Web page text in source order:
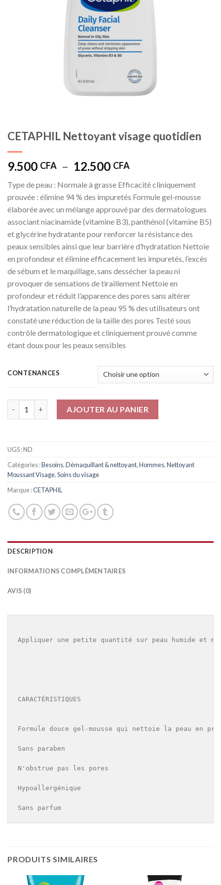
CETAPHIL Nettoyant visage quotidien
9.500 CFA – 12.500 CFAPlage
prix :
9.500 CFA
à
12.500 CFA
Type de peau : Normale à grasse Efficacité cliniquement
prouvée : élimine 94 % des impuretés Formule gel-mousse
élaborée avec un mélange approuvé par des dermatologues
associant niacinamide (vitamine B3), panthénol (vitamine B5)
et glycérine hydratante pour renforcer la résistance des
peaux sensibles ainsi que leur barrière d’hydratation Nettoie
en profondeur et élimine efficacement les impuretés, l’excès
de sébum et le maquillage, sans dessécher la peau ni
provoquer de sensations de tiraillement Nettoie en
profondeur et réduit l’apparence des pores sans altérer
l’hydratation naturelle de la peau 95 % des utilisateurs ont
constaté une réduction de la taille des pores Testé sous
contrôle dermatologique et cliniquement prouvé comme
étant doux pour les peaux sensibles
CONTENANCES
AJOUTER AU PANIER
UGS :ND
Catégories :Besoins,Démaquillant & nettoyant,Hommes,Nettoyant
Moussant Visage,Soins du visage
Marque :CETAPHIL
DESCRIPTION
INFORMATIONS COMPLÉMENTAIRES
AVIS (0)
Appliquer une petite quantité sur peau humide et
CARACTÉRISTIQUES
Formule douce gel-mousse qui nettoie la peau en
Sans paraben
N'obstrue pas les pores
Hypoallergénique
Sans parfum
PRODUITS SIMILAIRES